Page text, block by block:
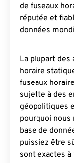
de fuseaux
réputée et
données
La plupart des
horaire
fuseaux
sujette à des
géopolitiques
pourquoi
base de
puissiez être
sont exactes à